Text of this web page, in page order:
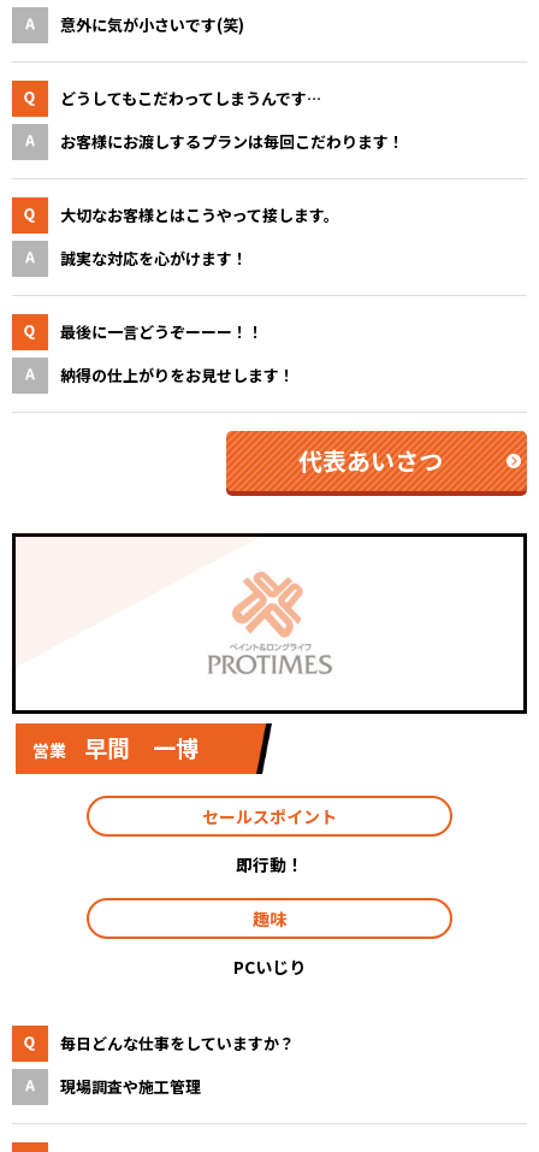
意外に気が小さいです(笑)
どうしてもこだわってしまうんです…
お客様にお渡しするプランは毎回こだわります！
大切なお客様とはこうやって接します。
誠実な対応を心がけます！
最後に一言どうぞーーー！！
納得の仕上がりをお見せします！
代表あいさつ
営業 早間 一博
セールスポイント
即行動！
趣味
PCいじり
毎日どんな仕事をしていますか？
現場調査や施工管理